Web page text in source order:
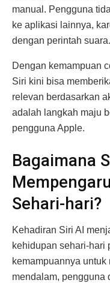
manual. Pengguna
ke aplikasi lainnya,
dengan perintah suara.
Dengan kemampuan
Siri kini bisa
relevan berdasarkan
adalah langkah maju
pengguna Apple.
Bagaimana
Sehari-hari?
Kehadiran Siri AI
kehidupan sehari-hari
kemampuannya
mendalam, pengguna